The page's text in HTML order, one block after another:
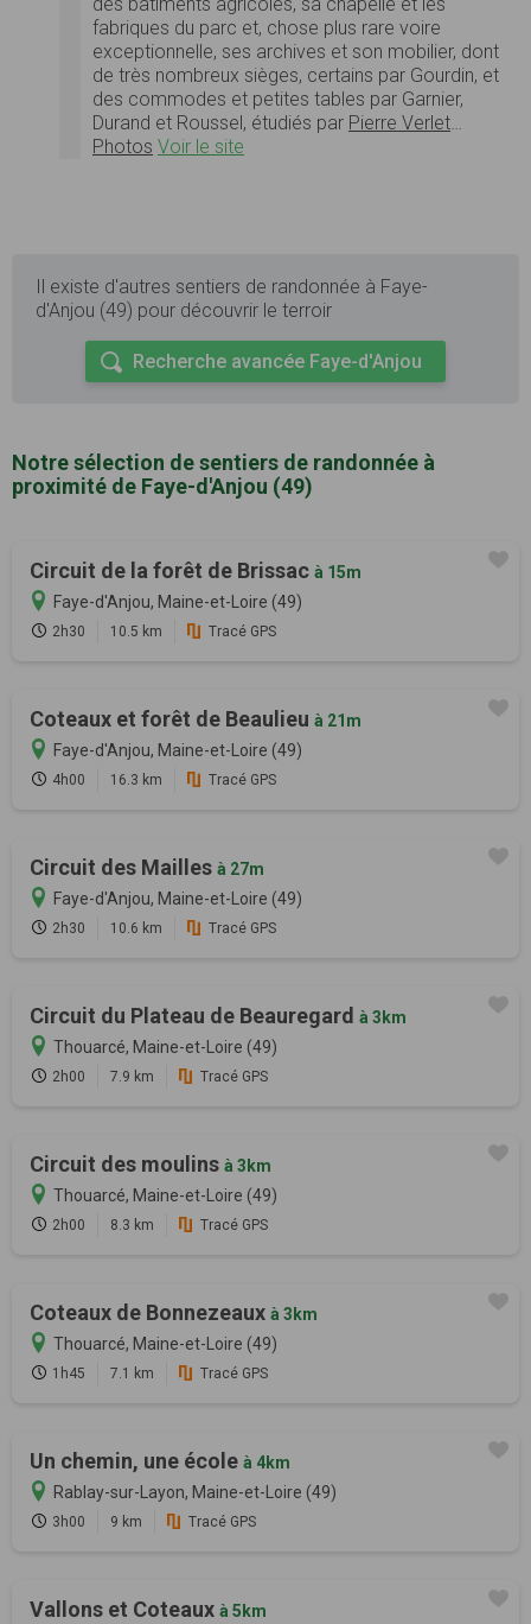
fabriques du parc et, chose plus rare voire
exceptionnelle, ses archives et son mobilier, dont
de très nombreux sièges, certains par Gourdin, et
des commodes et petites tables par Garnier,
Durand et Roussel, étudiés par Pierre Verlet…
Photos Voir le site
Il existe d'autres sentiers de randonnée à Faye-
d'Anjou (49) pour découvrir le terroir
Recherche avancée Faye-d'Anjou
Notre sélection de sentiers de randonnée à
proximité de Faye-d'Anjou (49)
Circuit de la forêt de Brissac à 15m
Faye-d'Anjou, Maine-et-Loire (49)
2h30 10.5 km Tracé GPS
Coteaux et forêt de Beaulieu à 21m
Faye-d'Anjou, Maine-et-Loire (49)
4h00 16.3 km Tracé GPS
Circuit des Mailles à 27m
Faye-d'Anjou, Maine-et-Loire (49)
2h30 10.6 km Tracé GPS
Circuit du Plateau de Beauregard à 3km
Thouarcé, Maine-et-Loire (49)
2h00 7.9 km Tracé GPS
Circuit des moulins à 3km
Thouarcé, Maine-et-Loire (49)
2h00 8.3 km Tracé GPS
Coteaux de Bonnezeaux à 3km
Thouarcé, Maine-et-Loire (49)
1h45 7.1 km Tracé GPS
Un chemin, une école à 4km
Rablay-sur-Layon, Maine-et-Loire (49)
3h00 9 km Tracé GPS
Vallons et Coteaux à 5km